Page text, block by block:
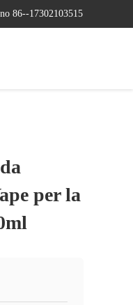
86--17302103515
per la